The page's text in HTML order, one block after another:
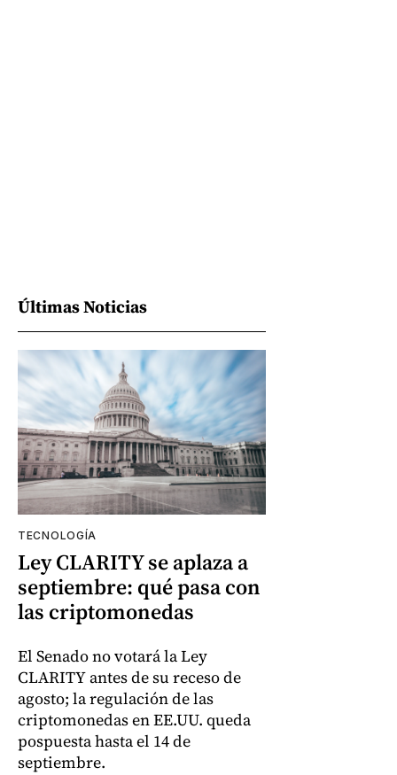
Últimas Noticias
TECNOLOGÍA
Ley CLARITY se aplaza a
septiembre: qué pasa con
las criptomonedas
El Senado no votará la Ley
CLARITY antes de su receso de
agosto; la regulación de las
criptomonedas en EE.UU. queda
pospuesta hasta el 14 de
septiembre.